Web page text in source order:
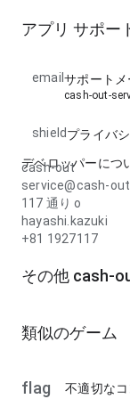
アプリ サポー
email サポート
cash-out-
shieldプライバ
デベロッパーにつ
cash-out
service@cash-
117 通り o
hayashi.kazuki
+81 1927117
その他 cash-
類似のゲーム
flag 不適切な